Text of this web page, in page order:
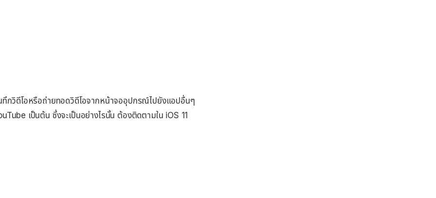
ทึกวิดีโอหรือถ่ายทอดวิดีโอจากหน้าจออุปกรณ์ไปยังแอปอื่นๆ
เป็นต้น ซึ่งจะเป็นอย่างไรนั้น ต้องติดตามใน iOS 11